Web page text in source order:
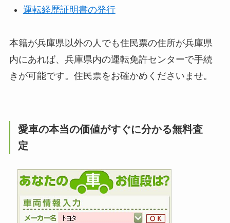
運転経歴証明書の発行
本籍が兵庫県以外の人でも住民票の住所が兵庫県
内にあれば、兵庫県内の運転免許センターで手続
きが可能です。住民票をお確かめくださいませ。
愛車の本当の価値がすぐに分かる無料査
定